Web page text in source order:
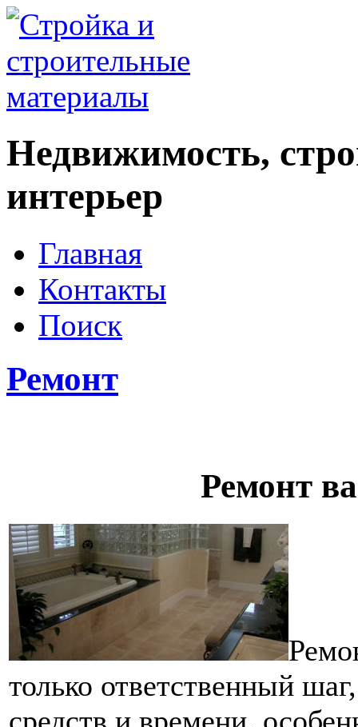
Недвижимость,
интерьер
Главная
Контакты
Поиск
Ремонт
Ремонт
только ответственный
средств и времени,